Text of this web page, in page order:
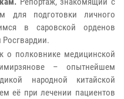
для подготовки личного
в саровской орденов
о полковнике медицинской
– опытнейшем
народной китайской
её при лечении пациентов